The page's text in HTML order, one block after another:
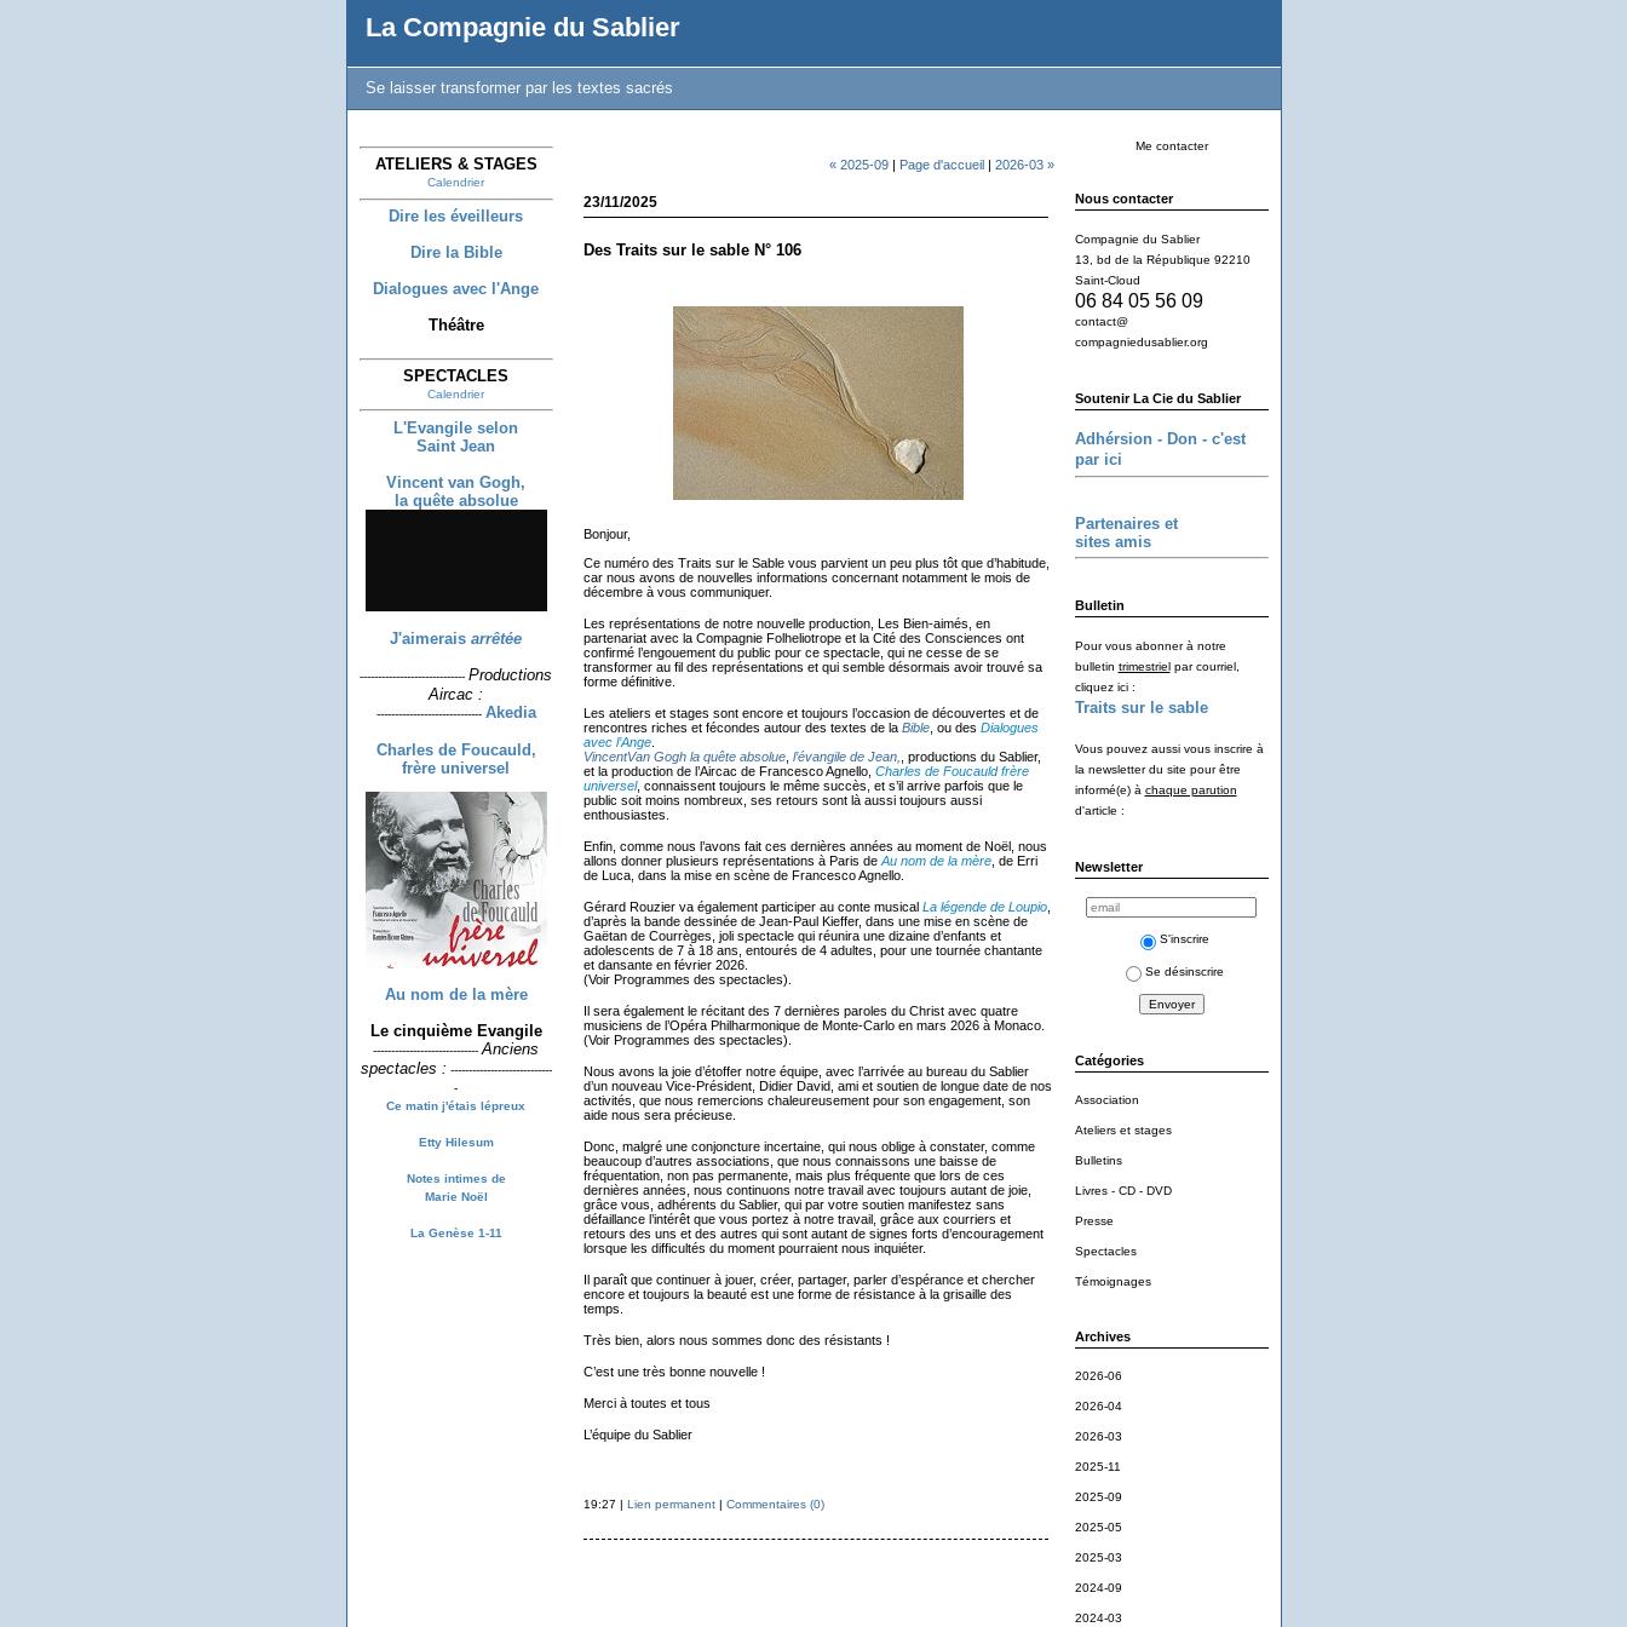
La Compagnie du Sablier
Se laisser transformer par les textes sacrés
ATELIERS & STAGES
Calendrier
Dire les éveilleurs
Dire la Bible
Dialogues avec l'Ange
Théâtre
SPECTACLES
Calendrier
L'Evangile selon
Saint Jean
Vincent van Gogh,
la quête absolue
J'aimerais arrêtée
----------------------------- Productions
Aircac :
----------------------------- Akedia
Charles de Foucauld,
frère universel
Au nom de la mère
Le cinquième Evangile
-----------------------------Anciens
spectacles : ----------------------------
-
Ce matin j'étais lépreux
Etty Hilesum
Notes intimes de
Marie Noël
La Genèse 1-11
Me contacter
Nous contacter
Compagnie du Sablier
13, bd de la République 92210
Saint-Cloud
06 84 05 56 09
contact@
compagniedusablier.org
Soutenir La Cie du Sablier
Adhérsion - Don - c'est
par ici
Partenaires et
sites amis
Bulletin
Pour vous abonner à notre
bulletin trimestriel par courriel,
cliquez ici :
Traits sur le sable
Vous pouvez aussi vous inscrire à
la newsletter du site pour être
informé(e) à chaque parution
d'article :
Newsletter
S'inscrire
Se désinscrire
Catégories
Association
Ateliers et stages
Bulletins
Livres - CD - DVD
Presse
Spectacles
Témoignages
Archives
2026-06
2026-04
2026-03
2025-11
2025-09
2025-05
2025-03
2024-09
2024-03
« 2025-09| Page d'accueil| 2026-03 »
23/11/2025
Des Traits sur le sable N° 106
Bonjour,
Ce numéro des Traits sur le Sable vous parvient un peu plus tôt que d’habitude,
car nous avons de nouvelles informations concernant notamment le mois de
décembre à vous communiquer.
Les représentations de notre nouvelle production, Les Bien-aimés, en
partenariat avec la Compagnie Folheliotrope et la Cité des Consciences ont
confirmé l’engouement du public pour ce spectacle, qui ne cesse de se
transformer au fil des représentations et qui semble désormais avoir trouvé sa
forme définitive.
Les ateliers et stages sont encore et toujours l’occasion de découvertes et de
rencontres riches et fécondes autour des textes de la Bible, ou des Dialogues
avec l’Ange.
VincentVan Gogh la quête absolue, l’évangile de Jean,
, productions du Sablier,
et la production de l’Aircac de Francesco Agnello, Charles de Foucauld frère
universel, connaissent toujours le même succès, et s’il arrive parfois que le
public soit moins nombreux, ses retours sont là aussi toujours aussi
enthousiastes.
Enfin, comme nous l’avons fait ces dernières années au moment de Noël, nous
allons donner plusieurs représentations à Paris de Au nom de la mère, de Erri
de Luca, dans la mise en scène de Francesco Agnello.
Gérard Rouzier va également participer au conte musical La légende de Loupio,
d’après la bande dessinée de Jean-Paul Kieffer, dans une mise en scène de
Gaëtan de Courrèges, joli spectacle qui réunira une dizaine d’enfants et
adolescents de 7 à 18 ans, entourés de 4 adultes, pour une tournée chantante
et dansante en février 2026.
(Voir Programmes des spectacles).
Il sera également le récitant des 7 dernières paroles du Christ avec quatre
musiciens de l’Opéra Philharmonique de Monte-Carlo en mars 2026 à Monaco.
(Voir Programmes des spectacles).
Nous avons la joie d’étoffer notre équipe, avec l’arrivée au bureau du Sablier
d’un nouveau Vice-Président, Didier David, ami et soutien de longue date de nos
activités, que nous remercions chaleureusement pour son engagement, son
aide nous sera précieuse.
Donc, malgré une conjoncture incertaine, qui nous oblige à constater, comme
beaucoup d’autres associations, que nous connaissons une baisse de
fréquentation, non pas permanente, mais plus fréquente que lors de ces
dernières années, nous continuons notre travail avec toujours autant de joie,
grâce vous, adhérents du Sablier, qui par votre soutien manifestez sans
défaillance l’intérêt que vous portez à notre travail, grâce aux courriers et
retours des uns et des autres qui sont autant de signes forts d’encouragement
lorsque les difficultés du moment pourraient nous inquiéter.
Il paraît que continuer à jouer, créer, partager, parler d’espérance et chercher
encore et toujours la beauté est une forme de résistance à la grisaille des
temps.
Très bien, alors nous sommes donc des résistants !
C’est une très bonne nouvelle !
Merci à toutes et tous
L’équipe du Sablier
19:27 | Lien permanent| Commentaires (0)